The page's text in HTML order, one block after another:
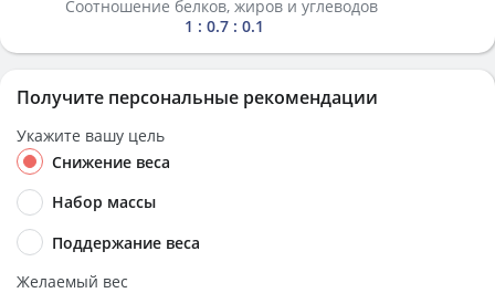
Соотношение белков, жиров и углеводов
1 : 0.7 : 0.1
Получите персональные рекомендации
Укажите вашу цель
Снижение веса
Набор массы
Поддержание веса
Желаемый вес